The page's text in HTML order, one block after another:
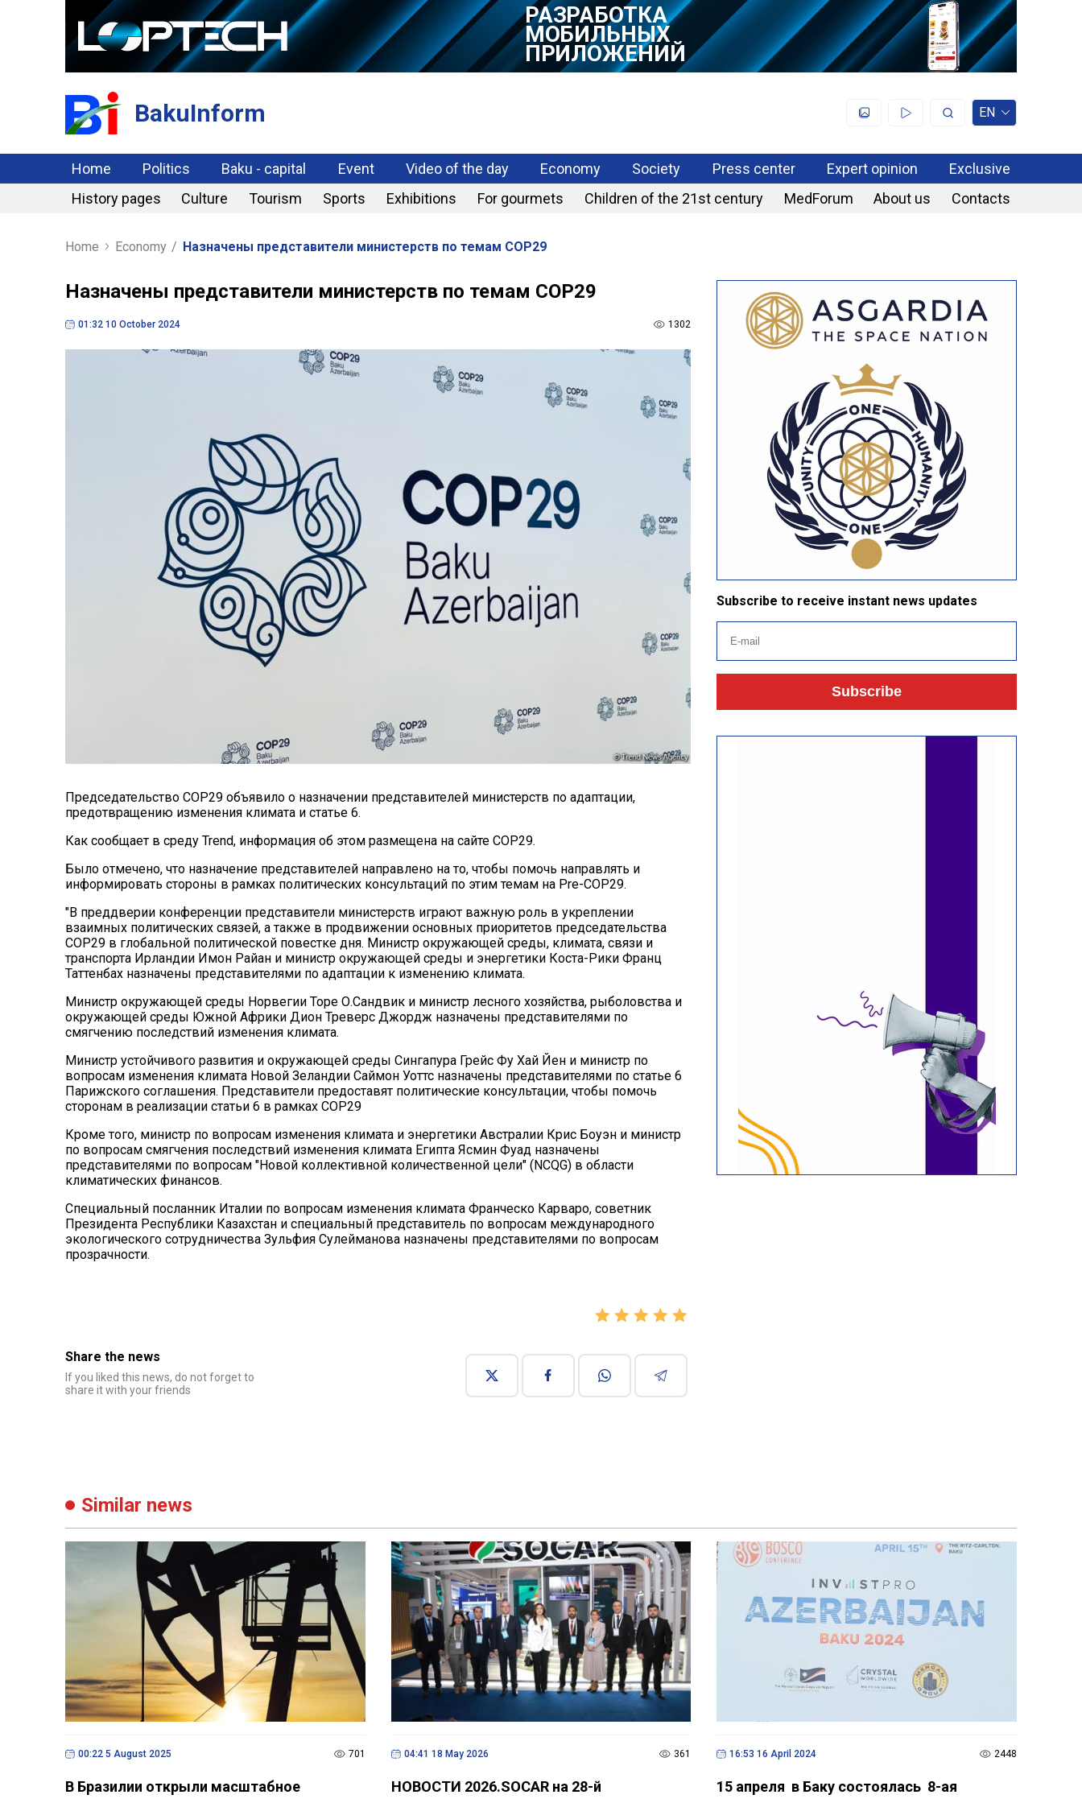
РАЗРАБОТКА
МОБИЛЬНЫХ
ПРИЛОЖЕНИЙ
BakuInform EN
Home Politics Baku - capital Event Video of the day Economy Society Press center Expert opinion
Exclusive
History pages
Culture Tourism Sports Exhibitions For gourmets Children of the 21st century MedForum About us Contacts
Home Economy / Назначены представители министерств по темам COP29
Назначены представители министерств по темам COP29
01:32 10 October 2024 1302
Председательство COP29 объявило о назначении представителей министерств по адаптации,
предотвращению изменения климата и статье 6.
Как сообщает в среду Trend, информация об этом размещена на сайте COP29.
Было отмечено, что назначение представителей направлено на то, чтобы помочь направлять и
информировать стороны в рамках политических консультаций по этим темам на Pre-COP29.
"В преддверии конференции представители министерств играют важную роль в укреплении
взаимных политических связей, а также в продвижении основных приоритетов председательства
COP29 в глобальной политической повестке дня. Министр окружающей среды, климата, связи и
транспорта Ирландии Имон Райан и министр окружающей среды и энергетики Коста-Рики Франц
Таттенбах назначены представителями по адаптации к изменению климата.
Министр окружающей среды Норвегии Торе О.Сандвик и министр лесного хозяйства, рыболовства и
окружающей среды Южной Африки Дион Треверс Джордж назначены представителями по
смягчению последствий изменения климата.
Министр устойчивого развития и окружающей среды Сингапура Грейс Фу Хай Йен и министр по
вопросам изменения климата Новой Зеландии Саймон Уоттс назначены представителями по статье 6
Парижского соглашения. Представители предоставят политические консультации, чтобы помочь
сторонам в реализации статьи 6 в рамках COP29
Кроме того, министр по вопросам изменения климата и энергетики Австралии Крис Боуэн и министр
по вопросам смягчения последствий изменения климата Египта Ясмин Фуад назначены
представителями по вопросам "Новой коллективной количественной цели" (NCQG) в области
климатических финансов.
Специальный посланник Италии по вопросам изменения климата Франческо Карваро, советник
Президента Республики Казахстан и специальный представитель по вопросам международного
экологического сотрудничества Зульфия Сулейманова назначены представителями по вопросам
прозрачности.
Share the news
If you liked this news, do not forget to
share it with your friends
Subscribe to receive instant news updates
Subscribe
Similar news
00:22 5 August 2025 701
В Бразилии открыли масштабное
04:41 18 May 2026 361
НОВОСТИ 2026.SOCAR на 28-й
16:53 16 April 2024 2448
15 апреля в Баку состоялась 8-ая